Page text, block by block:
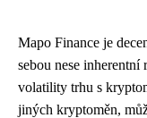
Mapo Finance je
sebou nese
volatility trhu s
jiných kryptoměn,